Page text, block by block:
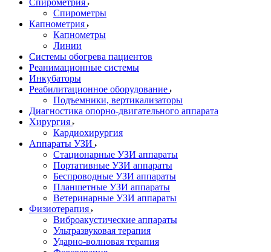
Спирометрия
Спирометры
Капнометрия
Капнометры
Линии
Системы обогрева пациентов
Реанимационные системы
Инкубаторы
Реабилитационное оборудование
Подъемники, вертикализаторы
Диагностика опорно-двигательного аппарата
Хирургия
Кардиохирургия
Аппараты УЗИ
Стационарные УЗИ аппараты
Портативные УЗИ аппараты
Беспроводные УЗИ аппараты
Планшетные УЗИ аппараты
Ветеринарные УЗИ аппараты
Физиотерапия
Виброакустические аппараты
Ультразвуковая терапия
Ударно-волновая терапия